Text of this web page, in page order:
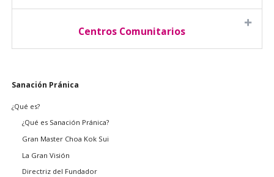
Centros Comunitarios
Saltar
Sanación Pránica
¿Qué es?
¿Qué es Sanación Pránica?
Gran Master Choa Kok Sui
La Gran Visión
Directriz del Fundador